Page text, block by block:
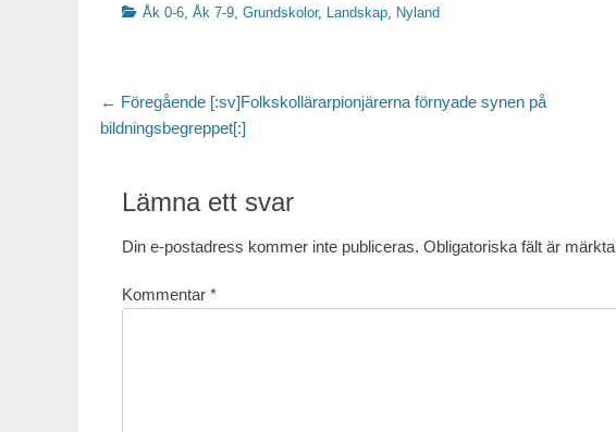
Kategorier
Åk 0-6 Åk 7-9 Grundskolor, Landskap Nyland
Inläggsnavigering
← Föregående Föregående
inlägg:
[:sv]Folkskollärarpionjärerna förnyade synen på
bildningsbegreppet[:]
Lämna ett svar
Din e-postadress kommer inte publiceras. Obligatoriska fält är märkta
Kommentar *